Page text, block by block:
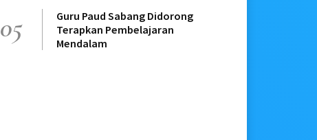
05
Guru Paud Sabang Didorong
Terapkan Pembelajaran
Mendalam